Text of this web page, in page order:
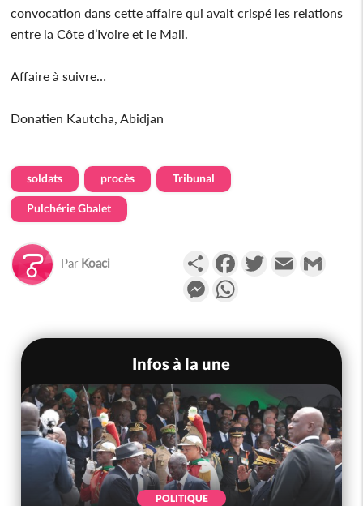
convocation dans cette affaire qui avait crispé les relations
entre la Côte d’Ivoire et le Mali.
Affaire à suivre…
Donatien Kautcha, Abidjan
soldats procès Tribunal
Pulchérie Gbalet
Par Koaci PartagerFacebookTwitterEmail
Messenger
Infos à la une
POLITIQUE